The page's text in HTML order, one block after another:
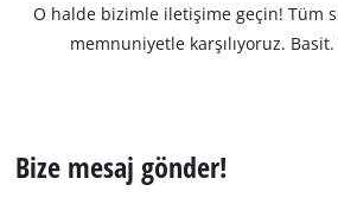
O halde bizimle iletişime geçin! Tüm
memnuniyetle karşılıyoruz. Basit.
Bize mesaj gönder!